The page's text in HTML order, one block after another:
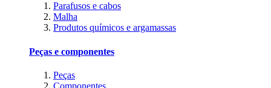
Parafusos e cabos
Malha
Produtos químicos e argamassas
Peças e componentes
Peças
Componentes